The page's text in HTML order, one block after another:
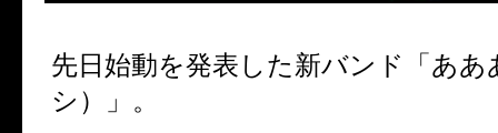
先日始動を発表した新バンド「ああ
シ）」。